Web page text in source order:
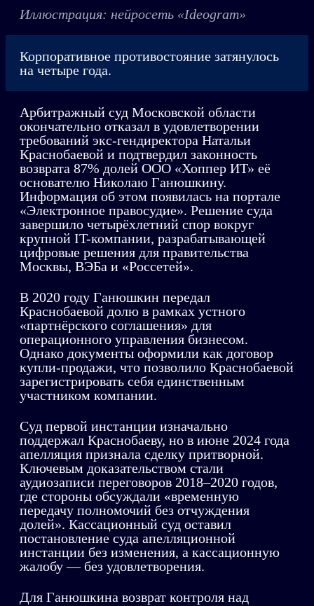
Иллюстрация: нейросеть «Ideogram»
Корпоративное противостояние затянулось
на четыре года.
Арбитражный суд Московской области
окончательно отказал в удовлетворении
требований экс-гендиректора Натальи
Краснобаевой и подтвердил законность
возврата 87% долей ООО «Хоппер ИТ» её
основателю Николаю Ганюшкину.
Информация об этом появилась на портале
«Электронное правосудие». Решение суда
завершило четырёхлетний спор вокруг
крупной IT-компании, разрабатывающей
цифровые решения для правительства
Москвы, ВЭБа и «Россетей».
В 2020 году Ганюшкин передал
Краснобаевой долю в рамках устного
«партнёрского соглашения» для
операционного управления бизнесом.
Однако документы оформили как договор
купли-продажи, что позволило Краснобаевой
зарегистрировать себя единственным
участником компании.
Суд первой инстанции изначально
поддержал Краснобаеву, но в июне 2024 года
апелляция признала сделку притворной.
Ключевым доказательством стали
аудиозаписи переговоров 2018–2020 годов,
где стороны обсуждали «временную
передачу полномочий без отчуждения
долей». Кассационный суд оставил
постановление суда апелляционной
инстанции без изменения, а кассационную
жалобу — без удовлетворения.
Для Ганюшкина возврат контроля над